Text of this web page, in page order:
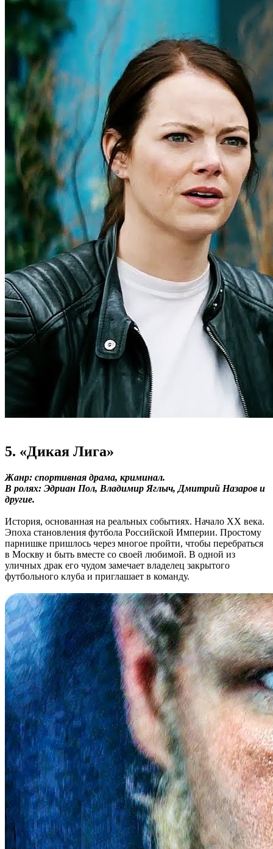
5. «Дикая Лига»
Жанр: спортивная драма, криминал.
В ролях: Эдриан Пол, Владимир Яглыч, Дмитрий Назаров и
другие.
История, основанная на реальных событиях. Начало ХХ века.
Эпоха становления футбола Российской Империи. Простому
парнишке пришлось через многое пройти, чтобы перебраться
в Москву и быть вместе со своей любимой. В одной из
уличных драк его чудом замечает владелец закрытого
футбольного клуба и приглашает в команду.